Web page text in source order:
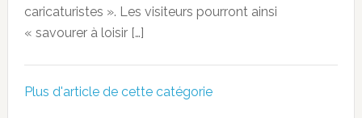
caricaturistes ». Les visiteurs pourront ainsi
« savourer à loisir […]
Plus d'article de cette catégorie